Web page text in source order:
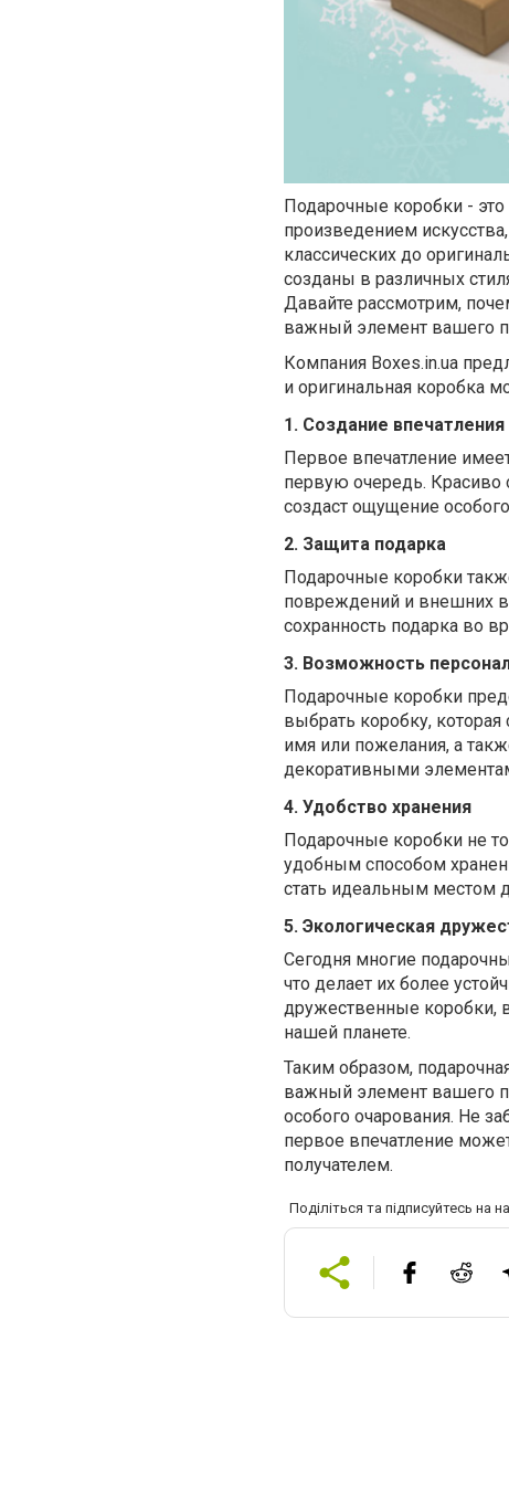
Подарочные коробки -
произведением
классических до
созданы в различных
Давайте рассмотрим,
важный элемент вашего
Компания Boxes.in.ua
и оригинальная коробка
1. Создание впечатления
Первое впечатление
первую очередь.
создаст ощущение
2. Защита подарка
Подарочные коробки
повреждений и внешних
сохранность подарка во
3. Возможность
Подарочные коробки
выбрать коробку, которая
имя или пожелания, а
декоративными
4. Удобство хранения
Подарочные коробки не
удобным способом
стать идеальным местом
5. Экологическая
Сегодня многие
что делает их более
дружественные коробки,
нашей планете.
Таким образом,
важный элемент вашего
особого очарования. Не
первое впечатление
получателем.
Поділіться та підписуйтесь на